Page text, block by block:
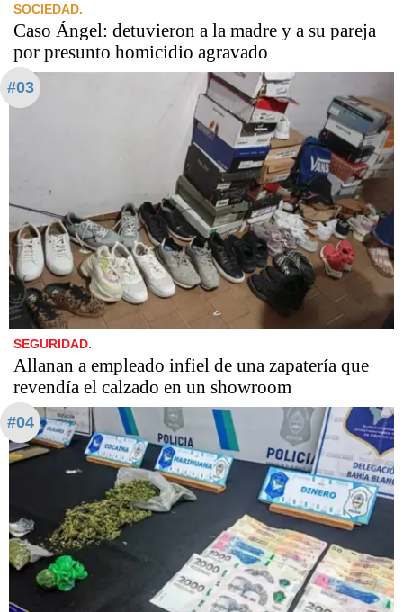
SOCIEDAD.
Caso Ángel: detuvieron a la madre y a su pareja
por presunto homicidio agravado
#03
SEGURIDAD.
Allanan a empleado infiel de una zapatería que
revendía el calzado en un showroom
#04